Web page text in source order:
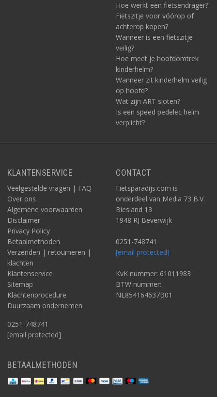
Hoe werkt een fietsendrager?
Fietszitje voor vóórop of
achterop kopen?
Wanneer is een fietszitje
veilig?
Hoe meet je hoofdomtrek
kinderhelm?
Wanneer zit kinderhelm veilig
op hoofd?
Wat zijn ART sloten?
Is een speed pedelec helm
verplicht?
KLANTENSERVICE
Veelgestelde vragen | FAQ
Over ons
Algemene voorwaarden
Disclaimer
Privacy Policy
Betaalmethoden
Verzenden | retourneren |
klachten
Klantenservice
Sitemap
Klachtenprocedure
Duurzaam ondernemen
0251-748741
[email protected]
CONTACT
Fietsparadijs.com is
onderdeel van Media 73 B.V.
Biesland 13
1948 RJ Beverwijk
0251-748741
[email protected]
KvK nummer: 61011983
BTW nummer:
NL854164637B01
BETAALMETHODEN